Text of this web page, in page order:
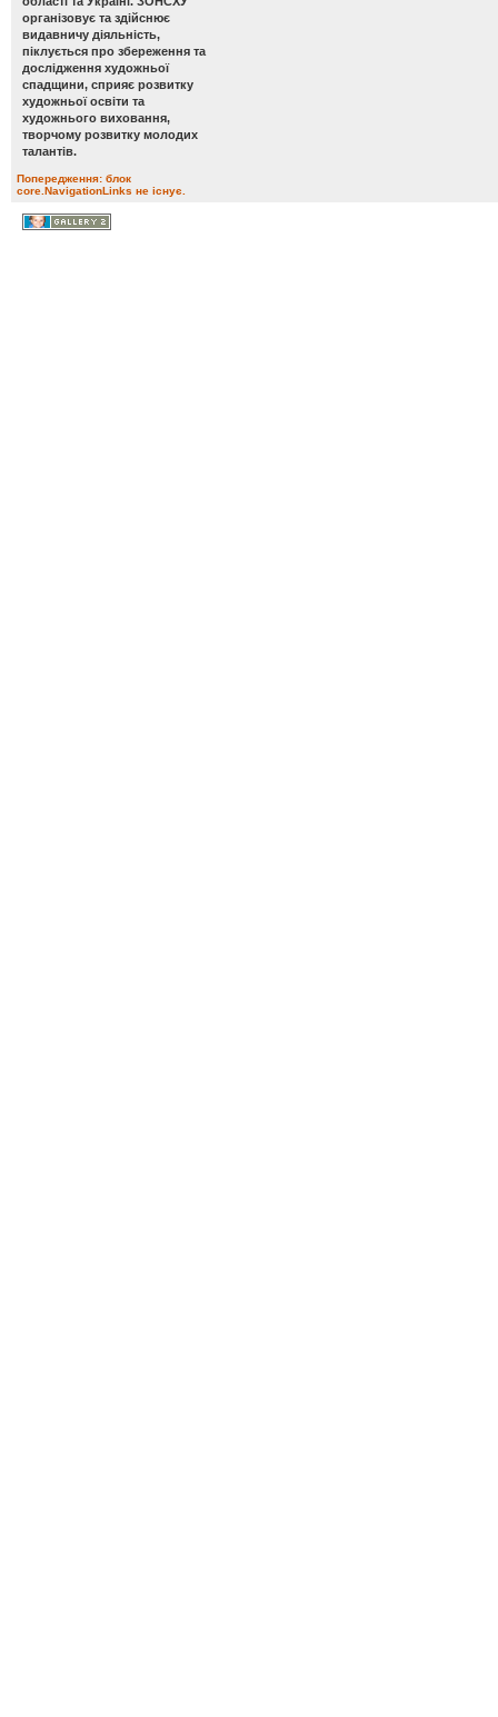
організовує та здійснює
видавничу діяльність,
піклується про збереження та
дослідження художньої
спадщини, сприяє розвитку
художньої освіти та
художнього виховання,
творчому розвитку молодих
талантів.
Попередження: блок
core.NavigationLinks не існує.